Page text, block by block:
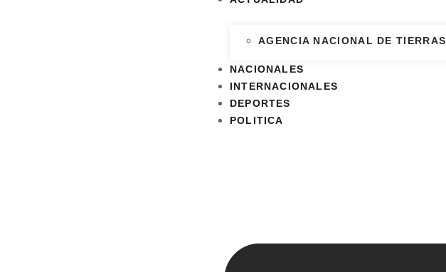
AGENCIA NACIONAL DE TIERRAS
NACIONALES
INTERNACIONALES
DEPORTES
POLITICA